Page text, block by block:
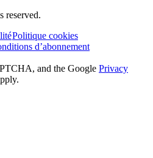
reserved.
Politique cookies
d’abonnement
and the Google Privacy